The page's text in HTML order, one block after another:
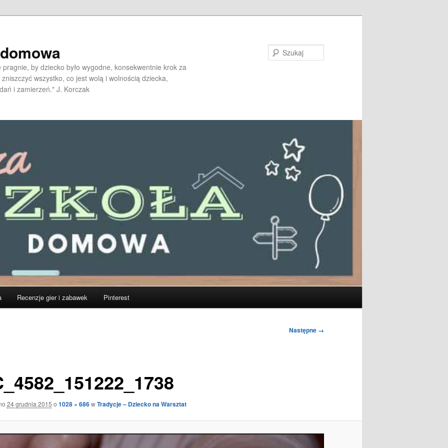
pragnie, by dziecko było wygodne, konsekwentnie krok za
wszystko, co jest wolą i wolnością dziecka,
i zamierzeń." J. Korczak
Recenzje gier i zabawek Pinterest
Następne →
24 grudnia 2015 o 1028 × 686wTradycje – Dziecko na Warsztat